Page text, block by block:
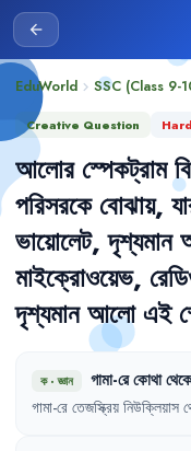
arrow_back
EduWorld chevron_right SSC (Class 9-
Creative Question Hard
আলোর স্পেকট্রাম
পরিসরকে বোঝায়,
ভায়োলেট, দৃশ্যমান
মাইক্রোওয়েভ,
দৃশ্যমান আলো এই
ক·জ্ঞান গামা-রেকোথাথেকে
গামা-রে তেজস্ক্রিয় নিউক্লিয়াস